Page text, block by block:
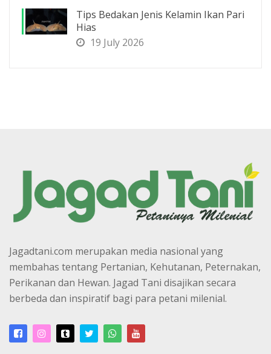
Tips Bedakan Jenis Kelamin Ikan Pari
Hias
19 July 2026
Jagadtani.com merupakan media nasional yang
membahas tentang Pertanian, Kehutanan, Peternakan,
Perikanan dan Hewan. Jagad Tani disajikan secara
berbeda dan inspiratif bagi para petani milenial.